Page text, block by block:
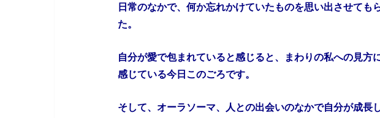
日常のなかで、何か忘れかけていたものを思い出させても
た。
自分が愛で包まれていると感じると、まわりの私への見方
感じている今日このごろです。
そして、オーラソーマ、人との出会いのなかで自分が成長